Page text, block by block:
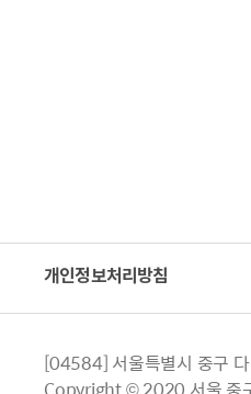
개인정보처리방침
[04584] 서울특별시 중구
Copyright © 2020 서울 중